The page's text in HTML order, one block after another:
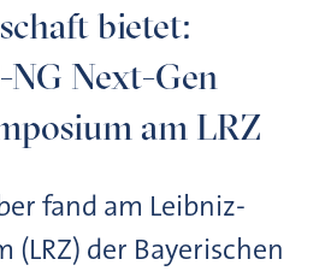
bietet:
NG Next-Gen
am LRZ
fand am Leibniz-
(LRZ) der Bayerischen